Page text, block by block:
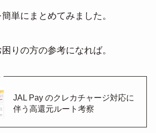
単にまとめてみました。
りの方の参考になれば。
JAL Pay のクレカチャージ対応に
伴う高還元ルート考察